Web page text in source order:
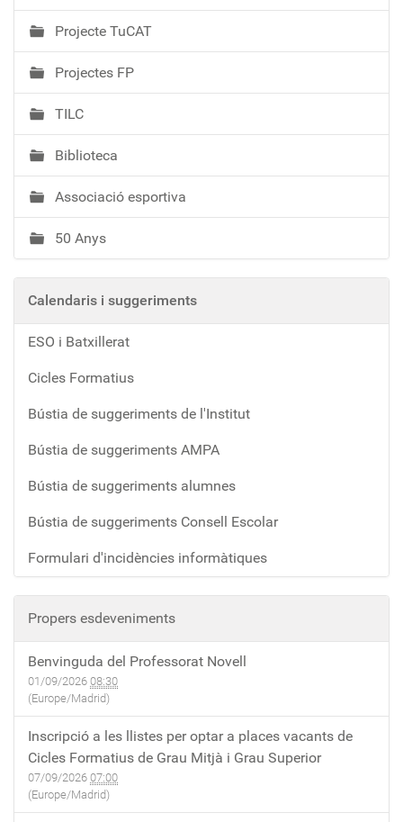
Projecte TuCAT
Projectes FP
TILC
Biblioteca
Associació esportiva
50 Anys
Calendaris i suggeriments
ESO i Batxillerat
Cicles Formatius
Bústia de suggeriments de l'Institut
Bústia de suggeriments AMPA
Bústia de suggeriments alumnes
Bústia de suggeriments Consell Escolar
Formulari d'incidències informàtiques
Propers esdeveniments
Benvinguda del Professorat Novell
01/09/2026 08:30
(Europe/Madrid)
Inscripció a les llistes per optar a places vacants de
Cicles Formatius de Grau Mitjà i Grau Superior
07/09/2026 07:00
(Europe/Madrid)